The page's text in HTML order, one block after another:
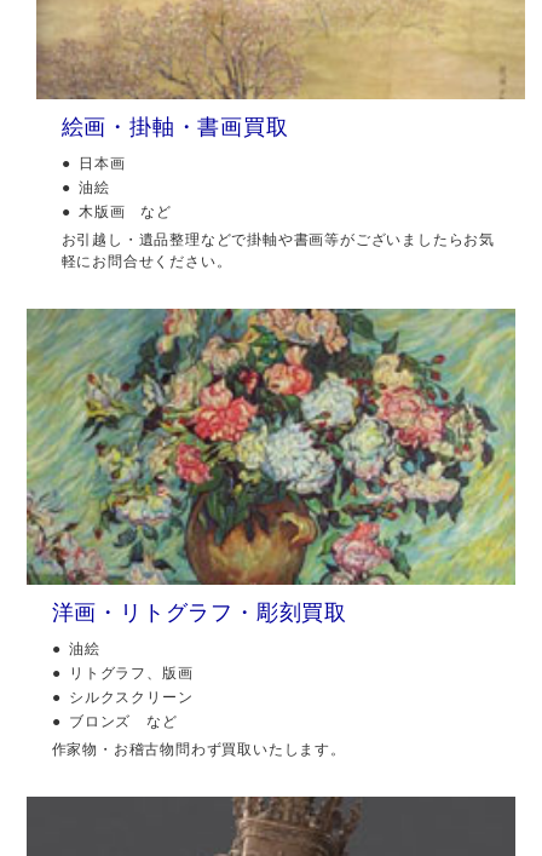
絵画・掛軸・書画買取
日本画
油絵
木版画 など
お引越し・遺品整理などで掛軸や書画等がございましたらお気
軽にお問合せください。
洋画・リトグラフ・彫刻買取
油絵
リトグラフ、版画
シルクスクリーン
ブロンズ など
作家物・お稽古物問わず買取いたします。